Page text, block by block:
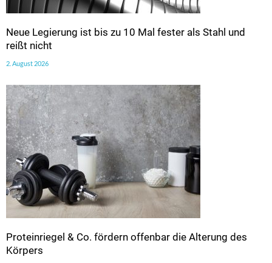
Neue Legierung ist bis zu 10 Mal fester als Stahl und
reißt nicht
2. August 2026
Proteinriegel & Co. fördern offenbar die Alterung des
Körpers